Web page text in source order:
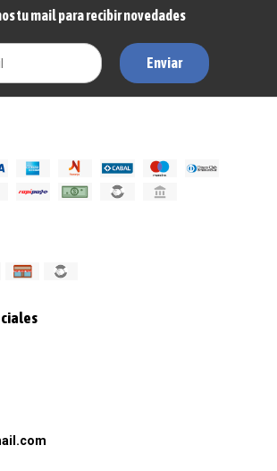
tu mail para recibir novedades
Enviar